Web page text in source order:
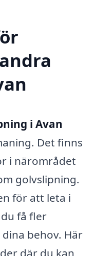
i Avan
Det finns
i närområdet
golvslipning.
för att leta i
få fler
behov. Här
där du kan